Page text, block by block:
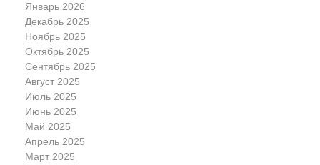
Январь 2026
Декабрь 2025
Ноябрь 2025
Октябрь 2025
Сентябрь 2025
Август 2025
Июль 2025
Июнь 2025
Май 2025
Апрель 2025
Март 2025